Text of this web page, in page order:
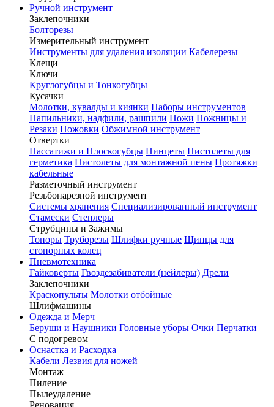
Ручной инструмент
Заклепочники
Болторезы
Измерительный инструмент
Инструменты для удаления изоляции Кабелерезы
Клещи
Ключи
Круглогубцы и Тонкогубцы
Кусачки
Молотки, кувалды и киянки Наборы инструментов
Напильники, надфили, рашпили Ножи Ножницы и
Резаки Ножовки Обжимной инструмент
Отвертки
Пассатижи и Плоскогубцы Пинцеты Пистолеты для
герметика Пистолеты для монтажной пены Протяжки
кабельные
Разметочный инструмент
Резьбонарезной инструмент
Системы хранения Специализированный инструмент
Стамески Степлеры
Струбцины и Зажимы
Топоры Труборезы Шлифки ручные Щипцы для
стопорных колец
Пневмотехника
Гайковерты Гвоздезабиватели (нейлеры) Дрели
Заклепочники
Краскопульты Молотки отбойные
Шлифмашины
Одежда и Мерч
Беруши и Наушники Головные уборы Очки Перчатки
С подогревом
Оснастка и Расходка
Кабели Лезвия для ножей
Монтаж
Пиление
Пылеудаление
Реновация